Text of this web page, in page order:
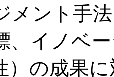
メント手
、イノベ
）の成果